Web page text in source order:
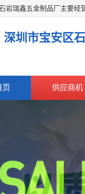
深圳市宝安区
页 供应商机